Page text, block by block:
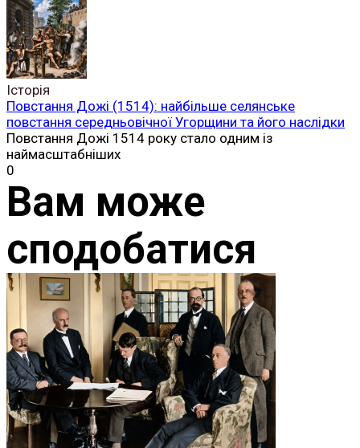
Історія
Повстання Дожі (1514): найбільше селянське
повстання середньовічної Угорщини та його наслідки
Повстання Дожі 1514 року стало одним із
наймасштабніших
0
Вам може
сподобатися